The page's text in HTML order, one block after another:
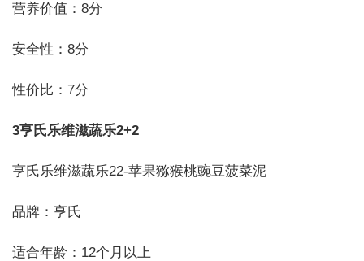
营养价值：8分
安全性：8分
性价比：7分
3亨氏乐维滋蔬乐2+2
亨氏乐维滋蔬乐22-苹果猕猴桃豌豆菠菜泥
品牌：亨氏
适合年龄：12个月以上